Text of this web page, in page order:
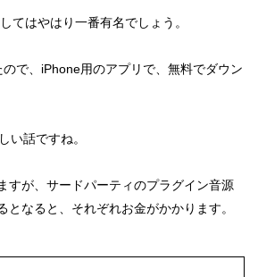
てはやはり一番有名でしょう。
で、iPhone用のアプリで、無料でダウン
い話ですね。
すが、サードパーティのプラグイン音源
となると、それぞれお金がかかります。